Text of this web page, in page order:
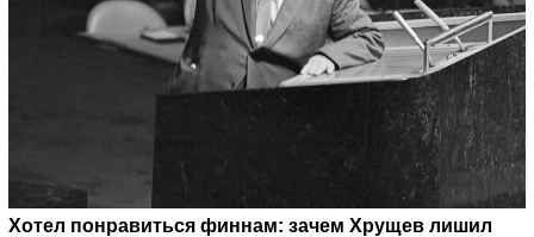
Хотел понравиться финнам: зачем Хрущев лишил